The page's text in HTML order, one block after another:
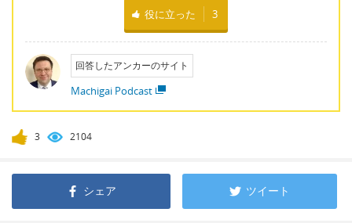
役に立った 3
回答したアンカーのサイト
Machigai Podcast
3 2104
シェア ツイート